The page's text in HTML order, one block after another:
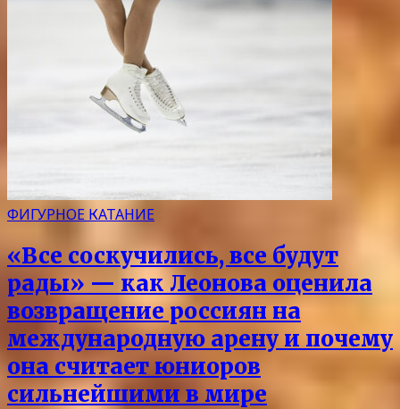
ФИГУРНОЕ КАТАНИЕ
«Все соскучились, все будут
рады» — как Леонова оценила
возвращение россиян на
международную арену и почему
она считает юниоров
сильнейшими в мире